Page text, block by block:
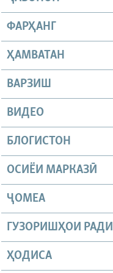
ФАРҲАНГ
ҲАМВАТАН
ВАРЗИШ
ВИДЕО
БЛОГИСТОН
ОСИЁИ МАРКАЗӢ
ҶОМEА
ГУЗОРИШҲОИ
ҲОДИСА